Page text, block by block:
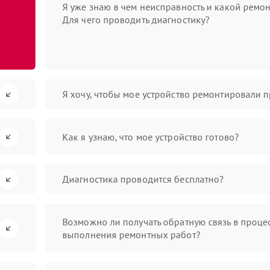
Я уже знаю в чем неисправность и какой
Для чего проводить диагностику?
Я хочу, чтобы мое устройство ремонтировали
Как я узнаю, что мое устройство готово?
Диагностика проводится бесплатно?
Возможно ли получать обратную связь в
выполнения ремонтных работ?